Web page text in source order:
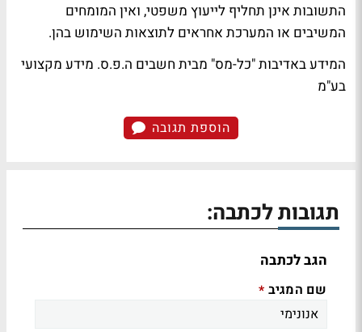
התשובות אינן תחליף לייעוץ משפטי, ואין המומחים
המשיבים או המערכת אחראים לתוצאות השימוש בהן.
המידע באדיבות "כל-מס" מבית חשבים ה.פ.ס. מידע מקצועי
בע"מ
הוספת תגובה
תגובות לכתבה:
הגב לכתבה
שם המגיב *